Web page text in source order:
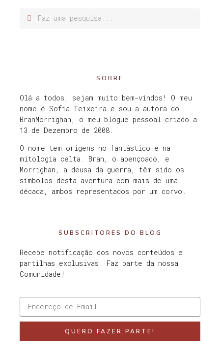
SOBRE
Olá a todos, sejam muito bem-vindos! O meu
nome é Sofia Teixeira e sou a autora do
BranMorrighan, o meu blogue pessoal criado a
13 de Dezembro de 2008.
O nome tem origens no fantástico e na
mitologia celta. Bran, o abençoado, e
Morrighan, a deusa da guerra, têm sido os
símbolos desta aventura com mais de uma
década, ambos representados por um corvo.
SUBSCRITORES DO BLOG
Recebe notificação dos novos conteúdos e
partilhas exclusivas. Faz parte da nossa
Comunidade!
QUERO FAZER PARTE!